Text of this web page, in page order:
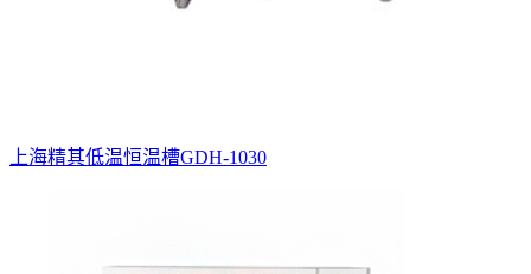
上海精其低温恒温槽GDH-1030